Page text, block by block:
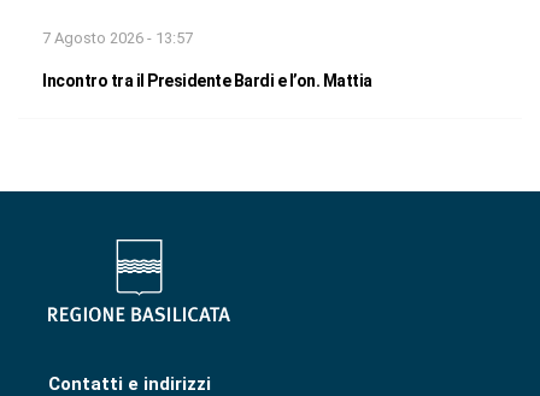
7 Agosto 2026 - 13:57
Incontro tra il Presidente Bardi e l’on. Mattia
Contatti e indirizzi